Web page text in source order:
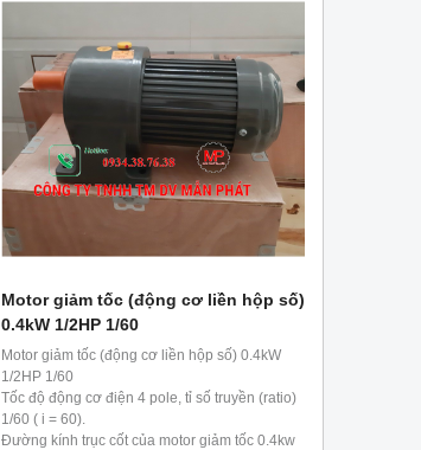
Motor giảm tốc (động cơ liền hộp số)
0.4kW 1/2HP 1/60
Motor giảm tốc (động cơ liền hộp số) 0.4kW
1/2HP 1/60
Tốc độ động cơ điện 4 pole, tỉ số truyền (ratio)
1/60 ( i = 60).
Đường kính trục cốt của motor giảm tốc 0.4kw